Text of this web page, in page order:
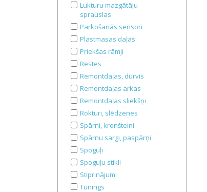
Lukturu mazgātāju
sprauslas
Parkošanās sensori
Plastmasas daļas
Priekšas rāmji
Restes
Remontdaļas, durvis
Remontdaļas arkas
Remontdaļas sliekšņi
Rokturi, slēdzenes
Spārni, kronšteini
Spārnu sargi, paspārņi
Spoguļi
Spoguļu stikli
Stiprinājumi
Tunings